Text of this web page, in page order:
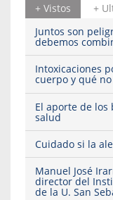
+ Vistos
+
Juntos son
debemos
Intoxicaciones
cuerpo y qué
El aporte de
salud
Cuidado si la
Manuel José
director del
de la U. San